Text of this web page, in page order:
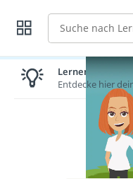
Suche
Lernen lohnt
Entdecke hier